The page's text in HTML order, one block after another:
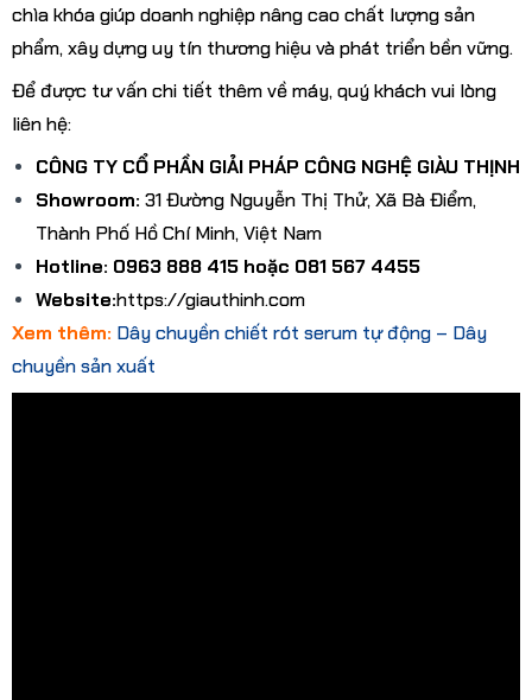
chìa khóa giúp doanh nghiệp nâng cao chất lượng sản
phẩm, xây dựng uy tín thương hiệu và phát triển bền vững.
Để được tư vấn chi tiết thêm về máy, quý khách vui lòng
liên hệ:
CÔNG TY CỔ PHẦN GIẢI PHÁP CÔNG NGHỆ GIÀU THỊNH
Showroom: 31 Đường Nguyễn Thị Thử, Xã Bà Điểm,
Thành Phố Hồ Chí Minh, Việt Nam
Hotline: 0963 888 415 hoặc 081 567 4455
Website:https://giauthinh.com
Xem thêm: Dây chuyền chiết rót serum tự động – Dây
chuyền sản xuất